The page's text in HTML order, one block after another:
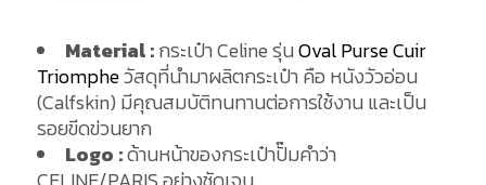
Material :กระเป๋า Celine รุ่นOval Purse Cuir
Triompheวัสดุที่นำมาผลิตกระเป๋า คือ หนังวัวอ่อน
(Calfskin) มีคุณสมบัติทนทานต่อการใช้งาน และเป็น
รอยขีดข่วนยาก
Logo :ด้านหน้าของกระเป๋าปั๊มคำว่า